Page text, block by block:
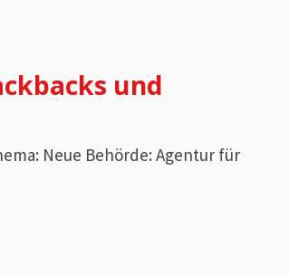
und
Neue Behörde: Agentur für